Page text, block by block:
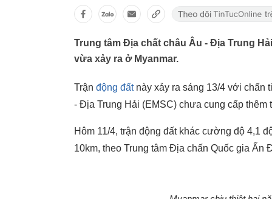
Trung tâm Địa chất châu Âu - Địa Trung
vừa xảy ra ở Myanmar.
Trận động đấtnày xảy ra sáng 13/4 với chấn
- Địa Trung Hải (EMSC) chưa cung cấp thêm
Hôm 11/4, trận động đất khác cường độ 4,1
10km, theo Trung tâm Địa chấn Quốc gia Ấn